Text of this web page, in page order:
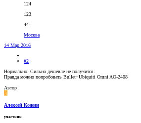
124
123
44
Москва
14 Мар 2016
#2
Нормально. Сильно дешевле не получится.
Правда можно попробовать Bullet+Ubiquiti Omni AO-2408
Автор
А
Алексей Кожин
участник